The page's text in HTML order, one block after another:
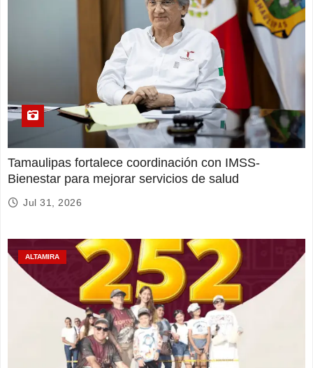
Tamaulipas fortalece coordinación con IMSS-
Bienestar para mejorar servicios de salud
Jul 31, 2026
ALTAMIRA